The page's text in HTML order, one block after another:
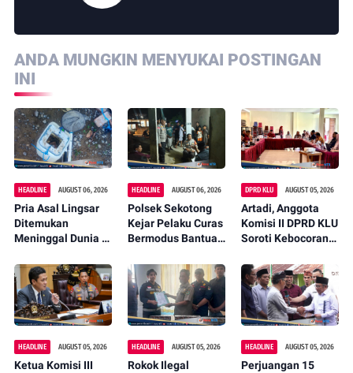
ANDA MUNGKIN MENYUKAI POSTINGAN
INI
HEADLINE AUGUST 06, 2026
Pria Asal Lingsar
Ditemukan
Meninggal Dunia di
Lembar Saat
Mencari Belut
HEADLINE AUGUST 06, 2026
Polsek Sekotong
Kejar Pelaku Curas
Bermodus Bantuan
Penculikan Anak
Dipastikan Hoaks
DPRD KLU AUGUST 05, 2026
Artadi, Anggota
Komisi II DPRD KLU
Soroti Kebocoran
Digitalisasi dan
Libatkan Kepala
Dusun
HEADLINE AUGUST 05, 2026
Ketua Komisi III
HEADLINE AUGUST 05, 2026
Rokok Ilegal
HEADLINE AUGUST 05, 2026
Perjuangan 15